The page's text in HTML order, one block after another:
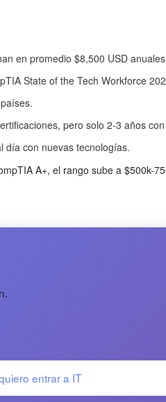
en promedio $8,500 USD
State of the Tech Workforce
pero solo 2-3 años
día con nuevas tecnologías.
A+, el rango sube a $500k-
entrar a IT